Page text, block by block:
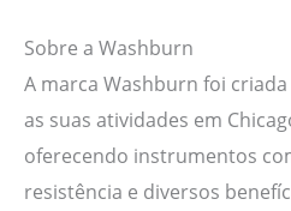
Sobre a Washburn
A marca Washburn foi
as suas atividades em
oferecendo instrumentos
resistência e diversos